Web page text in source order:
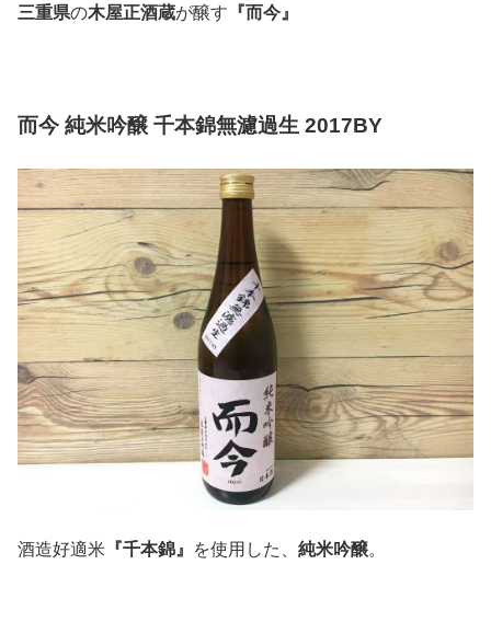
三重県の木屋正酒蔵が醸す 『而今』
而今 純米吟醸 千本錦無濾過生 2017BY
酒造好適米 『千本錦』 を使用した、 純米吟醸。